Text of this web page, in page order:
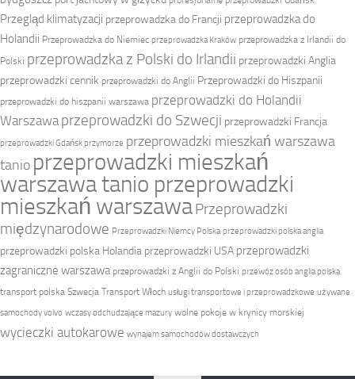
Przegląd klimatyzacji przeprowadzka do Francji przeprowadzka do
Holandii Przeprowadzka do Niemiec przeprowadzka Kraków przeprowadzka z Irlandii do
Polski przeprowadzka z Polski do Irlandii przeprowadzki Anglia
przeprowadzki cennik przeprowadzki do Anglii Przeprowadzki do Hiszpanii
przeprowadzki do hiszpanii warszawa przeprowadzki do Holandii
Warszawa przeprowadzki do Szwecji przeprowadzki Francja
przeprowadzki Gdańsk przymorze przeprowadzki mieszkań warszawa
tanio przeprowadzki mieszkań
warszawa tanio przeprowadzki
mieszkań warszawaPrzeprowadzki
międzynarodowe Przeprowadzki Niemcy Polska przeprowadzki polska anglia
przeprowadzki polska Holandia przeprowadzki USA przeprowadzki
zagraniczne warszawa przeprowadzki z Anglii do Polski przewóz osób anglia polska
transport polska Szwecja Transport Włoch usługi transportowe i przeprowadzkowe używane
samochody volvo wczasy odchudzające mazury wolne pokoje w krynicy morskiej
wycieczki autokarowe wynajem samochodów dostawczych